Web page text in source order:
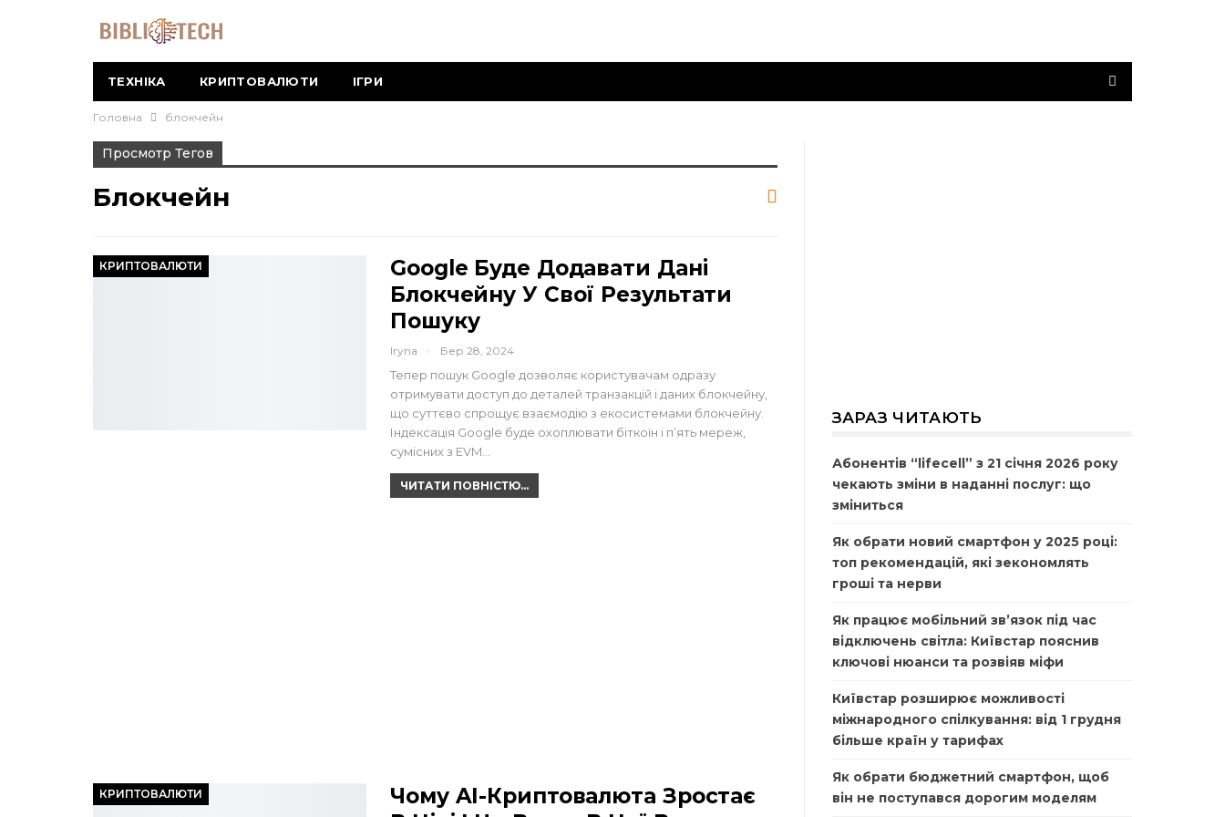
ТЕХНІКА КРИПТОВАЛЮТИ ІГРИ
Головна блокчейн
Просмотр Тегов
Блокчейн
КРИПТОВАЛЮТИ
Google Буде Додавати Дані
Блокчейну У Свої Результати
Пошуку
Iryna Бер 28, 2024
Тепер пошук Google дозволяє користувачам одразу
отримувати доступ до деталей транзакцій і даних блокчейну,
що суттєво спрощує взаємодію з екосистемами блокчейну.
Індексація Google буде охоплювати біткоїн і п’ять мереж,
сумісних з EVM…
ЧИТАТИ ПОВНІСТЮ...
КРИПТОВАЛЮТИ
Чому AI-Криптовалюта Зростає
ЗАРАЗ ЧИТАЮТЬ
Абонентів “lifecell” з 21 січня 2026 року
чекають зміни в наданні послуг: що
зміниться
Як обрати новий смартфон у 2025 році:
топ рекомендацій, які зекономлять
гроші та нерви
Як працює мобільний зв’язок під час
відключень світла: Київстар пояснив
ключові нюанси та розвіяв міфи
Київстар розширює можливості
міжнародного спілкування: від 1 грудня
більше країн у тарифах
Як обрати бюджетний смартфон, щоб
він не поступався дорогим моделям